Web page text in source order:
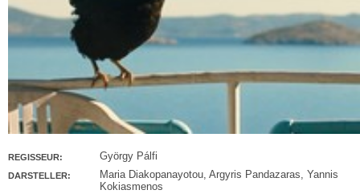
REGISSEUR: György Pálfi
DARSTELLER: Maria Diakopanayotou, Argyris Pandazaras, Yannis
Kokiasmenos